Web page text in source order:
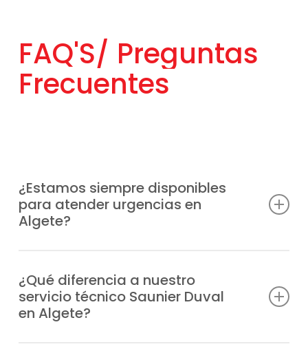
FAQ'S/ Preguntas
Frecuentes
¿Estamos siempre disponibles
para atender urgencias en
Algete?
cualquier momento, por eso ofrecemos un
soporte técnico inmediato en Algete los
365 días.
¿Qué diferencia a nuestro
servicio técnico Saunier Duval
en Algete?